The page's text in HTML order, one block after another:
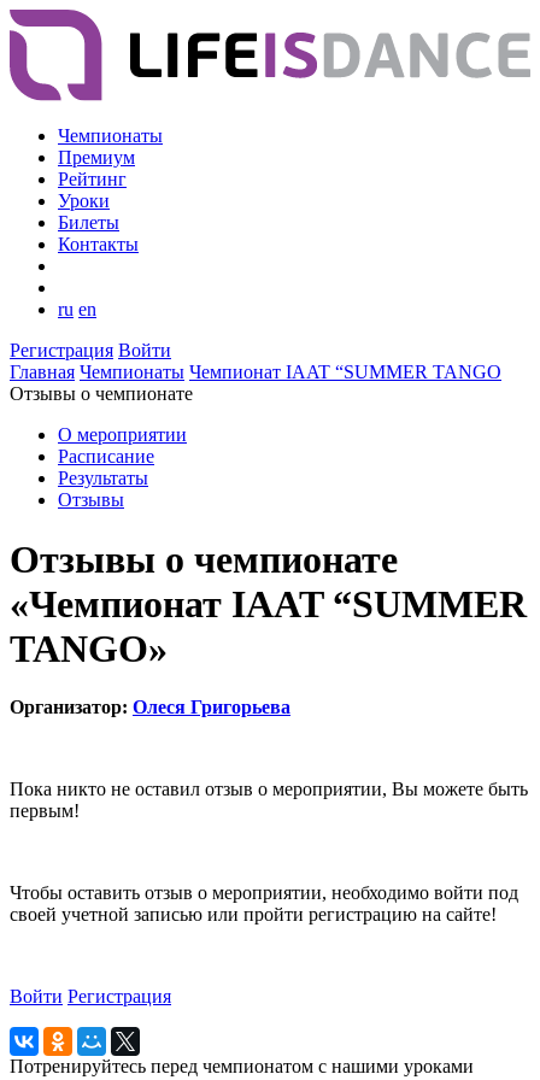
Чемпионаты
Премиум
Рейтинг
Уроки
Билеты
Контакты
ru en
Регистрация Войти
Главная Чемпионаты Чемпионат IAAT “SUMMER TANGO
Отзывы о чемпионате
О мероприятии
Расписание
Результаты
Отзывы
Отзывы о чемпионате
«Чемпионат IAAT “SUMMER
TANGO»
Организатор: Олеся Григорьева
Пока никто не оставил отзыв о мероприятии, Вы можете быть
первым!
Чтобы оставить отзыв о мероприятии, необходимо войти под
своей учетной записью или пройти регистрацию на сайте!
Войти Регистрация
Потренируйтесь перед чемпионатом с нашими уроками